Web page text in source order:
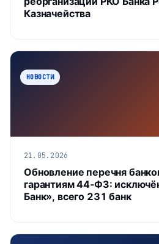
Казначейства
НОВОСТИ
21.05.2026
Обновление перечня
гарантиям 44‑ФЗ:
Банк», всего 231 банк